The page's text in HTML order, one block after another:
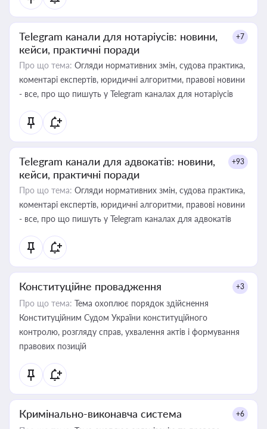
Telegram канали для нотаріусів: новини,
кейси, практичні поради
+7
Про що тема: Огляди нормативних змін, судова практика,
коментарі експертів, юридичні алгоритми, правові новини
- все, про що пишуть у Telegram каналах для нотаріусів
Telegram канали для адвокатів: новини,
кейси, практичні поради
+93
Про що тема: Огляди нормативних змін, судова практика,
коментарі експертів, юридичні алгоритми, правові новини
- все, про що пишуть у Telegram каналах для адвокатів
Конституційне провадження +3
Про що тема: Тема охоплює порядок здійснення
Конституційним Судом України конституційного
контролю, розгляду справ, ухвалення актів і формування
правових позицій
Кримінально-виконавча система +6